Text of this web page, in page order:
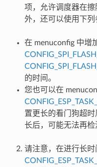
项，允许调度器在
外，还可以使用下列
在 menuconfig 中增
的时间。
您也可以在
置更长的看门狗超
长后，可能无法再检
请注意，在进行长时